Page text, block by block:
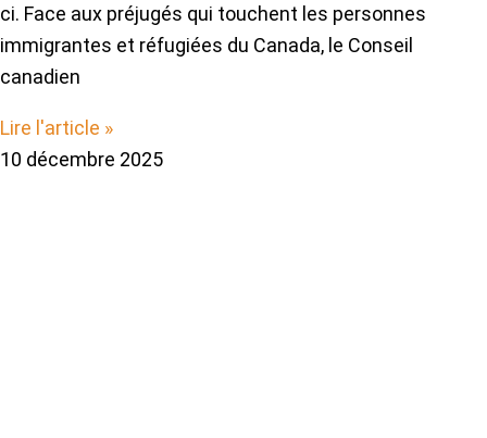
ci. Face aux préjugés qui touchent les personnes
immigrantes et réfugiées du Canada, le Conseil
canadien
Lire l'article »
10 décembre 2025